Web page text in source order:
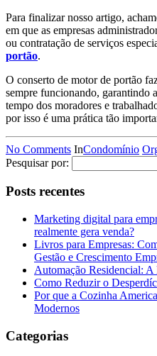
Para finalizar nosso artigo,
em que as empresas
ou contratação de serviços
portão.
O conserto de motor de portão
sempre funcionando, garantindo
tempo dos moradores e
por isso é uma prática tão
No Comments InCondomínio
Pesquisar por:
Posts recentes
Marketing digital para
realmente gera venda?
Livros para Empresas:
Gestão e Crescimento
Automação Residencial:
Como Reduzir o
Por que a Cozinha
Modernos
Categorias